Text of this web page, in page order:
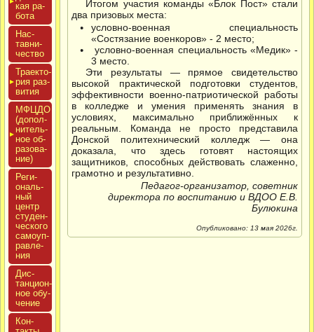
кая ра­
бота
Нас­
тавни­
чес­тво
Тра­ек­то­
рия раз­
ви­тия
МФЦДО
(до­пол­
ни­тель­
ное об­
ра­зова­
ние)
Реги­
ональ­
ный
центр
сту­ден­
ческо­го
са­мо­уп­
равле­
ния
Дис­
танци­он­
ное обу­
чение
Кон­
Итогом участия команды «Блок Пост» стали
два призовых места:
условно-военная специальность
«Состязание военкоров» - 2 место;
условно-военная специальность «Медик» -
3 место.
Эти результаты — прямое свидетельство
высокой практической подготовки студентов,
эффективности военно-патриотической работы
в колледже и умения применять знания в
условиях, максимально приближённых к
реальным. Команда не просто представила
Донской политехнический колледж — она
доказала, что здесь готовят настоящих
защитников, способных действовать слаженно,
грамотно и результативно.
Педагог-организатор, советник
директора по воспитанию и ВДОО Е.В.
Булюкина
Опубликовано: 13 мая 2026г.